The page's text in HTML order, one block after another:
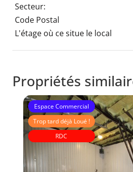
Secteur:
Code Postal
L'étage où ce situe le local
Propriétés
Espace Commercial
Trop tard déjà Loué !
RDC